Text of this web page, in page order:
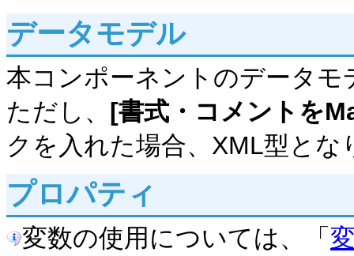
データモデル
本コンポーネントのデータ
ただし、 [書式・コメントを
クを入れた場合、XML型とな
プロパティ
変数の使用については、「